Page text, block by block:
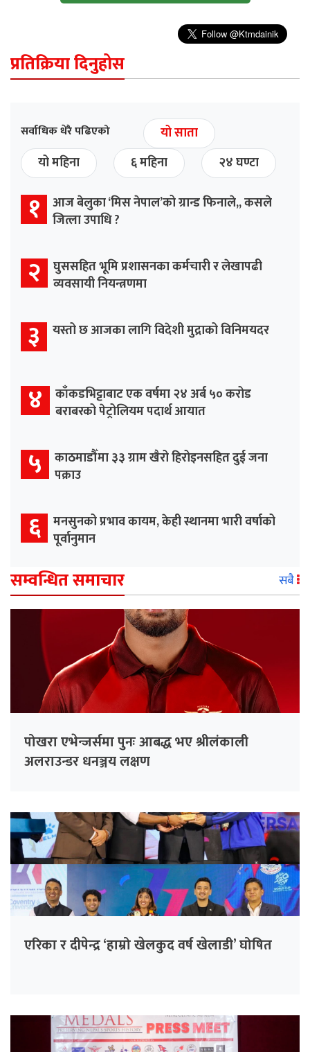
प्रतिक्रिया दिनुहोस
सर्वाधिक धेरै पढिएको
यो साता
यो महिना
६ महिना २४ घण्टा
१ आज बेलुका ‘मिस नेपाल’को ग्रान्ड फिनाले,, कसले
जित्ला उपाधि ?
२ घुससहित भूमि प्रशासनका कर्मचारी र लेखापढी
व्यवसायी नियन्त्रणमा
३ यस्तो छ आजका लागि विदेशी मुद्राको विनिमयदर
४ काँकडभिट्टाबाट एक वर्षमा २४ अर्ब ५० करोड
बराबरको पेट्रोलियम पदार्थ आयात
५ काठमाडौँमा ३३ ग्राम खैरो हिरोइनसहित दुई जना
पक्राउ
६ मनसुनको प्रभाव कायम, केही स्थानमा भारी वर्षाको
पूर्वानुमान
सम्वन्धित समाचार सबै
पोखरा एभेन्जर्समा पुनः आबद्ध भए श्रीलंकाली
अलराउन्डर धनञ्जय लक्षण
एरिका र दीपेन्द्र ‘हाम्रो खेलकुद वर्ष खेलाडी’ घोषित